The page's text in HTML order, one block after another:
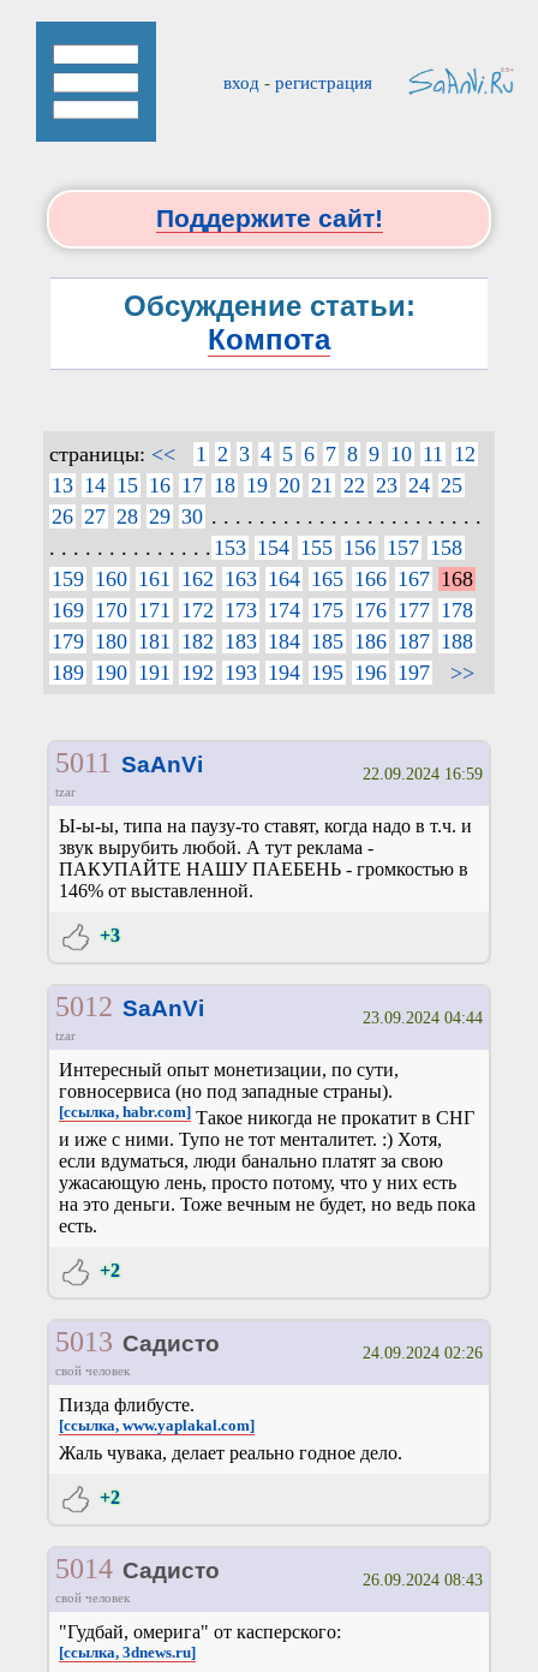
вход - регистрация
Поддержите сайт!
Обсуждение статьи:
Компота
страницы: << 1 2 3 4 5 6 7 8 9 10 11
12
13 14 15 16 17 18 19 20 21 22 23 24 25
26 27 28 29 30 . . . . . . . . . . . . . . . . . . . . . . .
. . . . . . . . . . . . . . 153 154 155 156 157 158
159 160 161 162 163 164 165 166 167 168
169 170 171 172 173 174 175 176 177 178
179 180 181 182 183 184 185 186 187 188
189 190 191 192 193 194 195 196 197 >>
5011 SaAnVi
tzar
22.09.2024 16:59
Ы-ы-ы, типа на паузу-то ставят, когда надо в т.ч. и
звук вырубить любой. А тут реклама -
ПАКУПАЙТЕ НАШУ ПАЕБЕНЬ - громкостью в
146% от выставленной.
+3
5012 SaAnVi
tzar
23.09.2024 04:44
Интересный опыт монетизации, по сути,
говносервиса (но под западные страны).
[ссылка, habr.com] Такое никогда не прокатит в СНГ
и иже с ними. Тупо не тот менталитет. :) Хотя,
если вдуматься, люди банально платят за свою
ужасающую лень, просто потому, что у них есть
на это деньги. Тоже вечным не будет, но ведь пока
есть.
+2
5013 Садисто
свой человек
24.09.2024 02:26
Пизда флибусте.
[ссылка, www.yaplakal.com]
Жаль чувака, делает реально годное дело.
+2
5014 Садисто
свой человек
26.09.2024 08:43
"Гудбай, омерига" от касперского:
[ссылка, 3dnews.ru]